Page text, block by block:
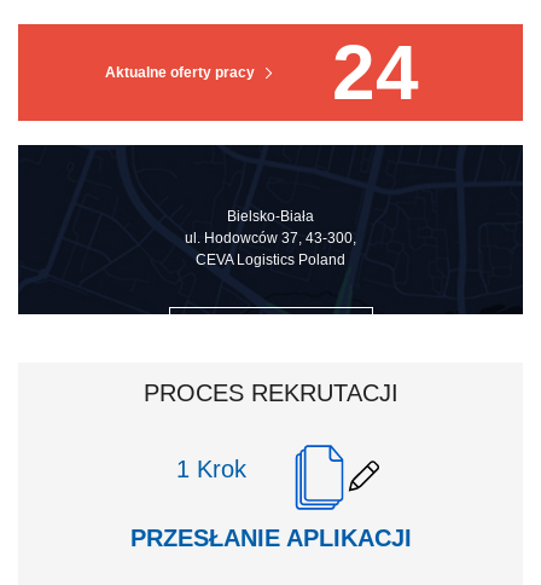
Aktualne oferty pracy 24
Bielsko-Biała
ul. Hodowców 37, 43-300,
CEVA Logistics Poland
PROCES REKRUTACJI
Krok
PRZESŁANIE APLIKACJI